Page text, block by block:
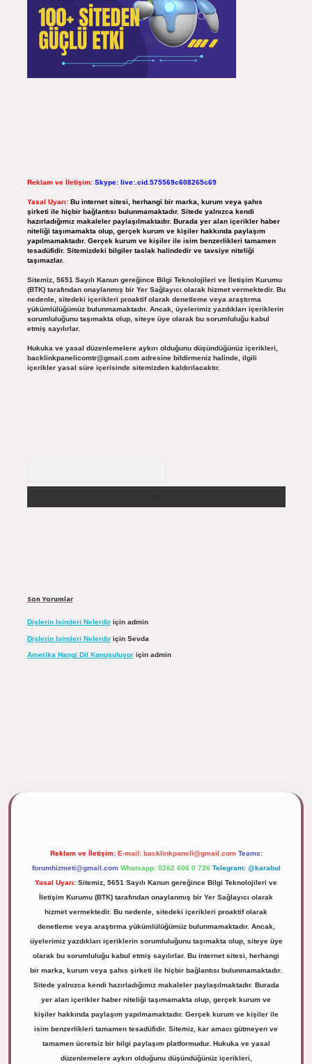
Reklam ve İletişim: Skype: live:.cid.575569c608265c69
Yasal Uyarı: Bu internet sitesi, herhangi bir marka, kurum veya şahıs
şirketi ile hiçbir bağlantısı bulunmamaktadır. Sitede yalnızca kendi
hazırladığımız makaleler paylaşılmaktadır. Burada yer alan içerikler haber
niteliği taşımamakta olup, gerçek kurum ve kişiler hakkında paylaşım
yapılmamaktadır. Gerçek kurum ve kişiler ile isim benzerlikleri tamamen
tesadüfidir. Sitemizdeki bilgiler taslak halindedir ve tavsiye niteliği
taşımazlar.
Sitemiz, 5651 Sayılı Kanun gereğince Bilgi Teknolojileri ve İletişim Kurumu
(BTK) tarafından onaylanmış bir Yer Sağlayıcı olarak hizmet vermektedir. Bu
nedenle, sitedeki içerikleri proaktif olarak denetleme veya araştırma
yükümlülüğümüz bulunmamaktadır. Ancak, üyelerimiz yazdıkları içeriklerin
sorumluluğunu taşımakta olup, siteye üye olarak bu sorumluluğu kabul
etmiş sayılırlar.
Hukuka ve yasal düzenlemelere aykırı olduğunu düşündüğünüz içerikleri,
backlinkpanelicomtr@gmail.comadresine bildirmeniz halinde, ilgili
içerikler yasal süre içerisinde sitemizden kaldırılacaktır.
Son Yorumlar
Dişlerin Isimleri Nelerdiriçin admin
Dişlerin Isimleri Nelerdiriçin Sevda
Amerika Hangi Dil Konuşuluyoriçin admin
Reklam ve İletişim: E-mail: backlinkpaneli@gmail.com Teams:
forumhizmeti@gmail.com Whatsapp: 0262 606 0 726 Telegram: @karabul
Yasal Uyarı: Sitemiz, 5651 Sayılı Kanun gereğince Bilgi Teknolojileri ve
İletişim Kurumu (BTK) tarafından onaylanmış bir Yer Sağlayıcı olarak
hizmet vermektedir. Bu nedenle, sitedeki içerikleri proaktif olarak
denetleme veya araştırma yükümlülüğümüz bulunmamaktadır. Ancak,
üyelerimiz yazdıkları içeriklerin sorumluluğunu taşımakta olup, siteye üye
olarak bu sorumluluğu kabul etmiş sayılırlar. Bu internet sitesi, herhangi
bir marka, kurum veya şahıs şirketi ile hiçbir bağlantısı bulunmamaktadır.
Sitede yalnızca kendi hazırladığımız makaleler paylaşılmaktadır. Burada
yer alan içerikler haber niteliği taşımamakta olup, gerçek kurum ve
kişiler hakkında paylaşım yapılmamaktadır. Gerçek kurum ve kişiler ile
isim benzerlikleri tamamen tesadüfidir. Sitemiz, kar amacı gütmeyen ve
tamamen ücretsiz bir bilgi paylaşım platformudur. Hukuka ve yasal
düzenlemelere aykırı olduğunu düşündüğünüz içerikleri,